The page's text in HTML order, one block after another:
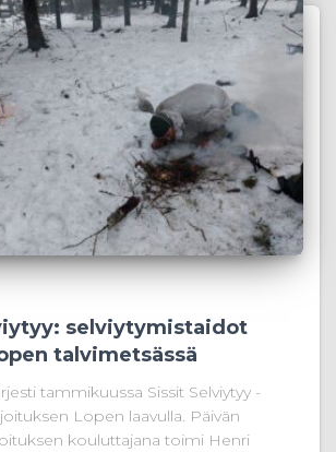
selviytymistaidot
talvimetsässä
tammikuussa Sissit Selviytyy -
Lopen laavulla. Päivän
kouluttajana toimi Henri